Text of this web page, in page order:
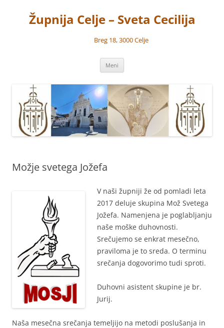
vsebinoŽupnija Celje – Sveta Cecilija
Breg 18, 3000 Celje
Meni
Možje svetega Jožefa
V naši župniji že od pomladi leta
2017 deluje skupina Mož Svetega
Jožefa. Namenjena je poglabljanju
naše moške duhovnosti.
Srečujemo se enkrat mesečno,
praviloma je to sreda. O terminu
srečanja dogovorimo tudi sproti.
Duhovni asistent skupine je br.
Jurij.
Naša mesečna srečanja temeljijo na metodi poslušanja in